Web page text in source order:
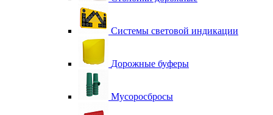
Системы световой индикации
Дорожные буферы
Мусоросбросы